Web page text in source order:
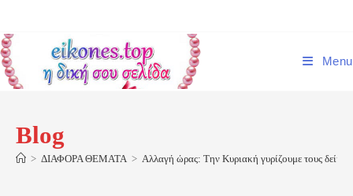
content
Menu
Blog
> ΔΙΑΦΟΡΑ ΘΕΜΑΤΑ > Αλλαγή ώρας: Την Κυριακή γυρίζουμε τους